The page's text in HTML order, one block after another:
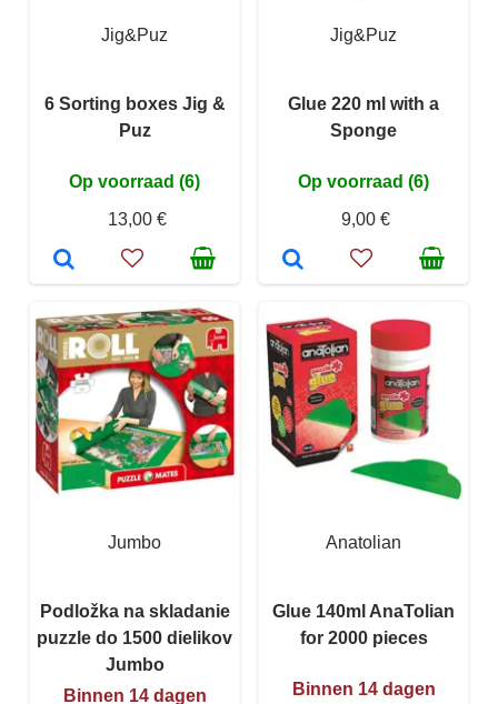
Jig&Puz
6 Sorting boxes Jig &
Puz
Op voorraad (6)
13,00 €
Jig&Puz
Glue 220 ml with a
Sponge
Op voorraad (6)
9,00 €
Jumbo
Podložka na skladanie
puzzle do 1500 dielikov
Jumbo
Binnen 14 dagen
Anatolian
Glue 140ml AnaTolian
for 2000 pieces
Binnen 14 dagen